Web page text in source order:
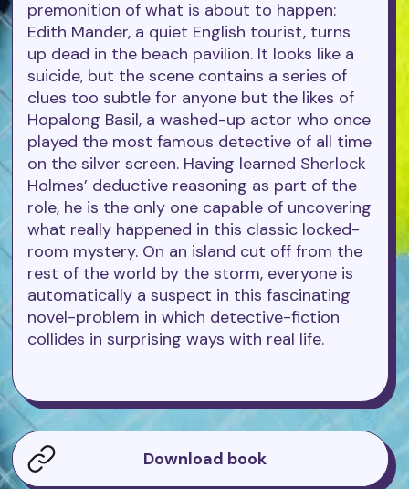
premonition of what is about to happen:
Edith Mander, a quiet English tourist, turns
up dead in the beach pavilion. It looks like a
suicide, but the scene contains a series of
clues too subtle for anyone but the likes of
Hopalong Basil, a washed-up actor who once
played the most famous detective of all time
on the silver screen. Having learned Sherlock
Holmes’ deductive reasoning as part of the
role, he is the only one capable of uncovering
what really happened in this classic locked-
room mystery. On an island cut off from the
rest of the world by the storm, everyone is
automatically a suspect in this fascinating
novel-problem in which detective-fiction
collides in surprising ways with real life.
Download book